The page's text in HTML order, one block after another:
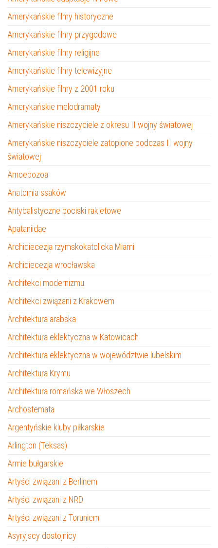
Amerykańskie filmy historyczne
Amerykańskie filmy przygodowe
Amerykańskie filmy religijne
Amerykańskie filmy telewizyjne
Amerykańskie filmy z 2001 roku
Amerykańskie melodramaty
Amerykańskie niszczyciele z okresu II wojny światowej
Amerykańskie niszczyciele zatopione podczas II wojny
światowej
Amoebozoa
Anatomia ssaków
Antybalistyczne pociski rakietowe
Apataniidae
Archidiecezja rzymskokatolicka Miami
Archidiecezja wrocławska
Architekci modernizmu
Architekci związani z Krakowem
Architektura arabska
Architektura eklektyczna w Katowicach
Architektura eklektyczna w województwie lubelskim
Architektura Krymu
Architektura romańska we Włoszech
Archostemata
Argentyńskie kluby piłkarskie
Arlington (Teksas)
Armie bułgarskie
Artyści związani z Berlinem
Artyści związani z NRD
Artyści związani z Toruniem
Asyryjscy dostojnicy